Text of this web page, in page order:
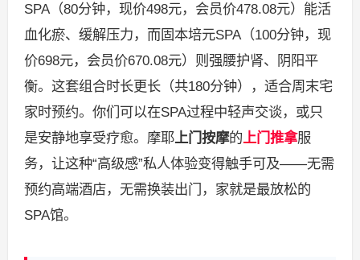
SPA（80分钟，现价498元，会员价478.08元）能活
血化瘀、缓解压力，而固本培元SPA（100分钟，现
价698元，会员价670.08元）则强腰护肾、阴阳平
衡。这套组合时长更长（共180分钟），适合周末宅
家时预约。你们可以在SPA过程中轻声交谈，或只
是安静地享受疗愈。摩耶上门按摩的上门推拿服
务，让这种“高级感”私人体验变得触手可及——无需
预约高端酒店，无需换装出门，家就是最放松的
SPA馆。